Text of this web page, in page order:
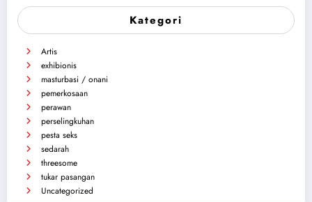
Kategori
Artis
exhibionis
masturbasi / onani
pemerkosaan
perawan
perselingkuhan
pesta seks
sedarah
threesome
tukar pasangan
Uncategorized